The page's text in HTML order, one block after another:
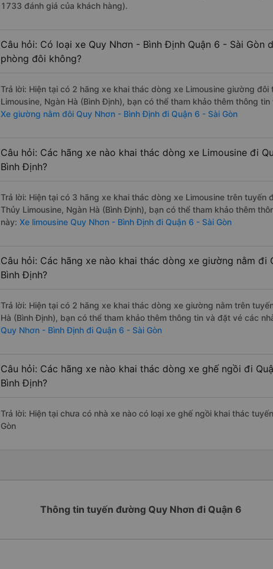
1733 đánh giá của khách hàng).
Câu hỏi: Có loại xe Quy Nhơn - Bình Định Quận 6 - Sài Gòn
phòng đôi không?
Trả lời: Hiện tại có 2 hãng xe khai thác dòng xe Limousine giường
Limousine, Ngàn Hà (Bình Định), bạn có thể tham khảo thêm thông
Xe giường nằm đôi Quy Nhơn - Bình Định đi Quận 6 - Sài Gòn
Câu hỏi: Các hãng xe nào khai thác dòng xe Limousine đi
Bình Định?
Trả lời: Hiện tại có 3 hãng xe khai thác dòng xe Limousine trên tuyến
Thủy Limousine, Ngàn Hà (Bình Định), bạn có thể tham khảo thêm
này: Xe limousine Quy Nhơn - Bình Định đi Quận 6 - Sài Gòn
Câu hỏi: Các hãng xe nào khai thác dòng xe giường nằm đi
Bình Định?
Trả lời: Hiện tại có 2 hãng xe khai thác dòng xe giường nằm trên
Hà (Bình Định), bạn có thể tham khảo thêm thông tin và đặt vé các
Quy Nhơn - Bình Định đi Quận 6 - Sài Gòn
Câu hỏi: Các hãng xe nào khai thác dòng xe ghế ngồi đi
Bình Định?
Trả lời: Hiện tại chưa có nhà xe nào có loại xe ghế ngồi khai thác
Gòn
Thông tin tuyến đường Quy Nhơn đi Quận 6